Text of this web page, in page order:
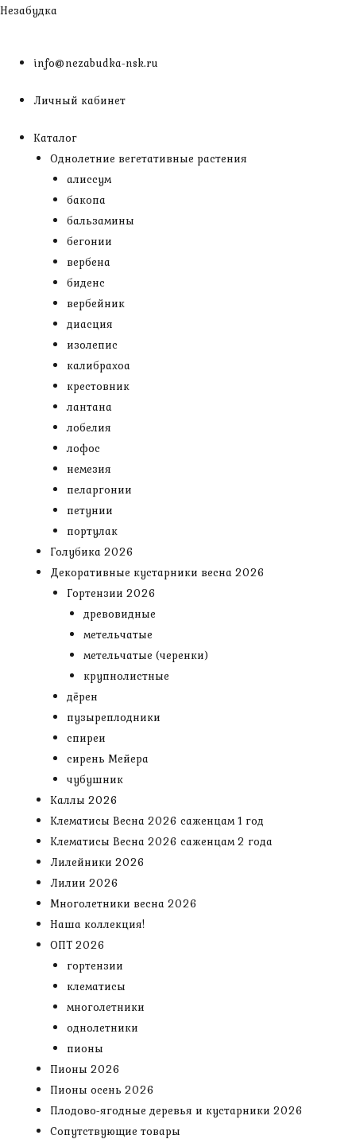
Перейти
Незабудка
info@nezabudka-nsk.ru
Личный кабинет
Каталог
Однолетние вегетативные растения
алиссум
бакопа
бальзамины
бегонии
вербена
биденс
вербейник
диасция
изолепис
калибрахоа
крестовник
лантана
лобелия
лофос
немезия
пеларгонии
петунии
портулак
Голубика 2026
Декоративные кустарники весна 2026
Гортензии 2026
древовидные
метельчатые
метельчатые (черенки)
крупнолистные
дёрен
пузыреплодники
спиреи
сирень Мейера
чубушник
Каллы 2026
Клематисы Весна 2026 саженцам 1 год
Клематисы Весна 2026 саженцам 2 года
Лилейники 2026
Лилии 2026
Многолетники весна 2026
Наша коллекция!
ОПТ 2026
гортензии
клематисы
многолетники
однолетники
пионы
Пионы 2026
Пионы осень 2026
Плодово-ягодные деревья и кустарники 2026
Сопутствующие товары